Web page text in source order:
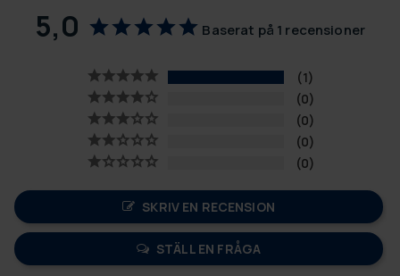
5,0 Baserat på 1 recensioner
1
0
0
0
0
SKRIV EN RECENSION
STÄLL EN FRÅGA